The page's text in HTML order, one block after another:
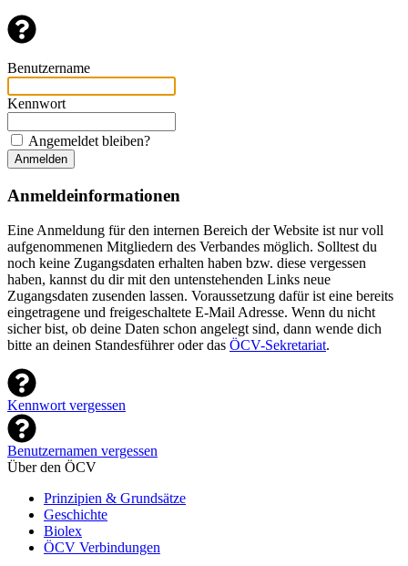
Benutzername
Kennwort
Angemeldet bleiben?
Anmelden
Anmeldeinformationen
Eine Anmeldung für den internen Bereich der Website ist nur voll
aufgenommenen Mitgliedern des Verbandes möglich. Solltest du
noch keine Zugangsdaten erhalten haben bzw. diese vergessen
haben, kannst du dir mit den untenstehenden Links neue
Zugangsdaten zusenden lassen. Voraussetzung dafür ist eine bereits
eingetragene und freigeschaltete E-Mail Adresse. Wenn du nicht
sicher bist, ob deine Daten schon angelegt sind, dann wende dich
bitte an deinen Standesführer oder das ÖCV-Sekretariat.
Kennwort vergessen
Benutzernamen vergessen
Über den ÖCV
Prinzipien & Grundsätze
Geschichte
Biolex
ÖCV Verbindungen